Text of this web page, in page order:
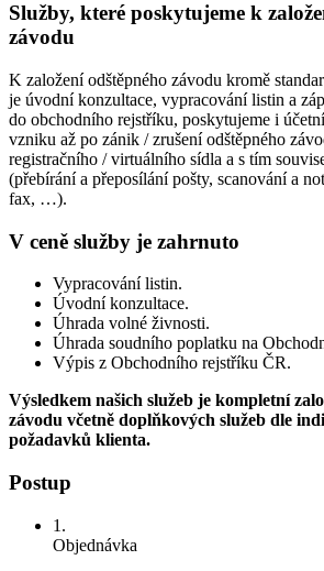
Služby, které poskytujeme k
závodu
K založení odštěpného závodu kromě
je úvodní konzultace, vypracování listin a
do obchodního rejstříku, poskytujeme i
vzniku až po zánik / zrušení odštěpného
registračního / virtuálního sídla a s tím
(přebírání a přeposílání pošty, scanování a
fax, …).
V ceně služby je zahrnuto
Vypracování listin.
Úvodní konzultace.
Úhrada volné živnosti.
Úhrada soudního poplatku na
Výpis z Obchodního rejstříku ČR.
Výsledkem našich služeb je kompletní
závodu včetně doplňkových služeb dle
požadavků klienta.
Postup
1.
Objednávka